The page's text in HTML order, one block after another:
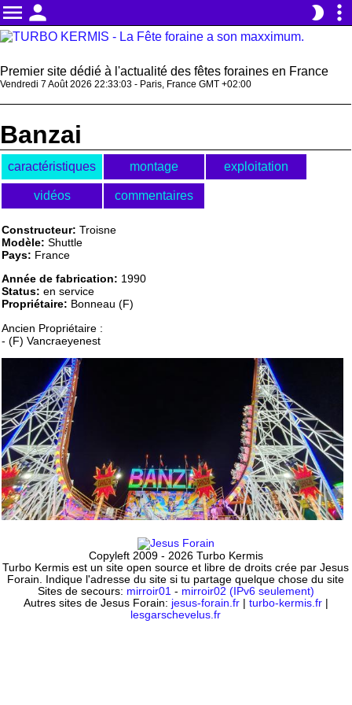
menu person brightness_2 more_vert
Premier site dédié à l'actualité des fêtes foraines en France
Vendredi 7 Août 2026 22:33:03 - Paris, France GMT +02:00
Banzai
caractéristiques montage exploitation
vidéos commentaires
Constructeur: Troisne
Modèle: Shuttle
Pays: France
Année de fabrication: 1990
Status: en service
Propriétaire: Bonneau (F)
Ancien Propriétaire :
- (F) Vancraeyenest
Copyleft 2009 - 2026 Turbo Kermis
Turbo Kermis est un site open source et libre de droits crée par Jesus
Forain. Indique l'adresse du site si tu partage quelque chose du site
Sites de secours: mirroir01 - mirroir02 (IPv6 seulement)
Autres sites de Jesus Forain: jesus-forain.fr| turbo-kermis.fr|
lesgarschevelus.fr